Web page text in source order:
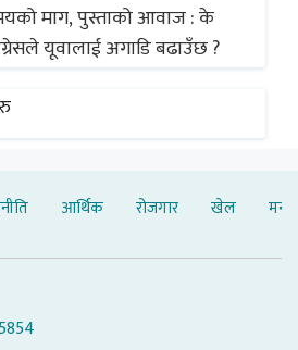
माग, पुस्ताको आवाज : के
यूवालाई अगाडि बढाउँछ ?
आर्थिक रोजगार खेल